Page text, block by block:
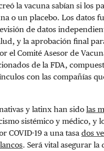
la vacuna sabían si los
o un placebo. Los datos
de datos
y la aprobación final
el Comité Asesor de
de la FDA,
con las compañías
y latinx han sido las
sistémico y médico, y
COVID-19 a una tasa dos
. Será vital asegurar